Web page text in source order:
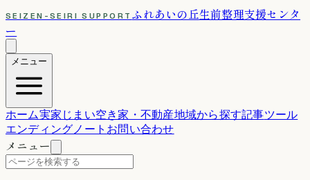
SEIZEN-SEIRI SUPPORT ふれあいの丘生前整理支援センタ
ー
メニュー
ホーム実家じまい空き家・不動産地域から探す記事ツール
エンディングノート お問い合わせ
メニュー